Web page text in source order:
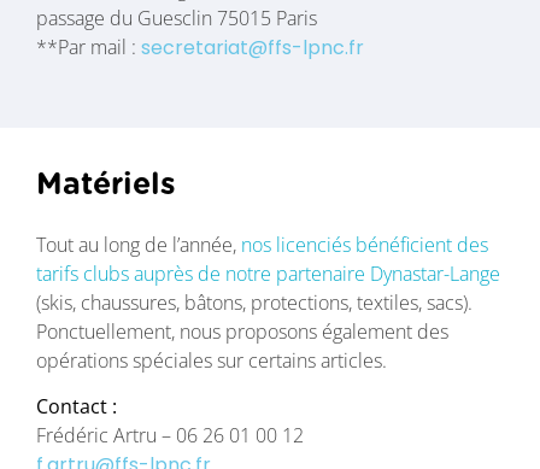
passage du Guesclin 75015 Paris
**Par mail : secretariat@ffs-lpnc.fr
Matériels
Tout au long de l’année, nos licenciés bénéficient des
tarifs clubs auprès de notre partenaire Dynastar-Lange
(skis, chaussures, bâtons, protections, textiles, sacs).
Ponctuellement, nous proposons également des
opérations spéciales sur certains articles.
Contact :
Frédéric Artru – 06 26 01 00 12